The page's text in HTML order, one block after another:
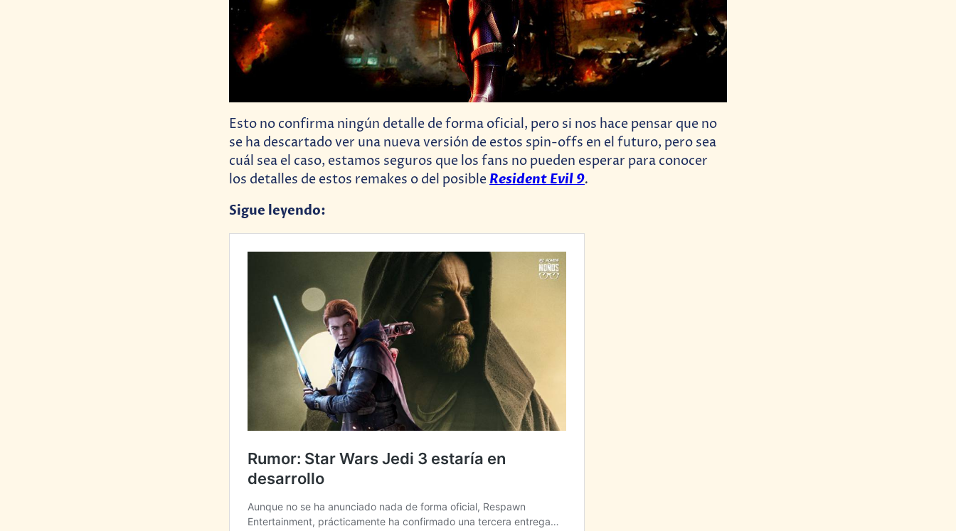
Esto no confirma ningún detalle de forma oficial, pero si nos hace pensar que no
se ha descartado ver una nueva versión de estos spin-offs en el futuro, pero sea
cuál sea el caso, estamos seguros que los fans no pueden esperar para conocer
los detalles de estos remakes o del posible Resident Evil 9.
Sigue leyendo: